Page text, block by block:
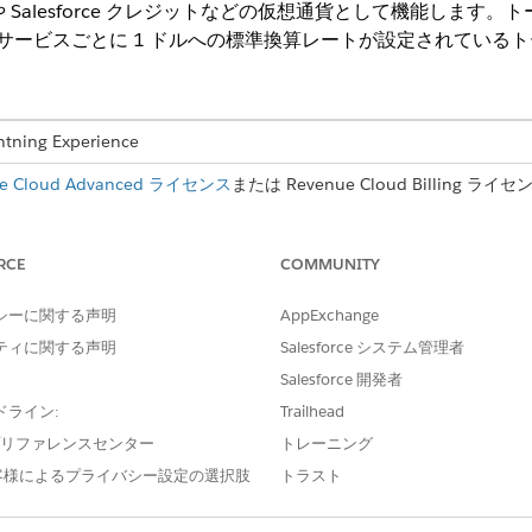
Salesforce クレジットなどの仮想通貨として機能します。
ービスごとに 1 ドルへの標準換算レートが設定されている
Experience
Cloud Advanced ライセンス または Revenue Cloud Billing ライセ
レートを定義するのに役立ちます。
は 10 トークンになります。
は、1 トークンあたりの金銭的コストを定義します（例：$0.75）。
たはサービスを追加すると、リソースが PPU と共に表示
されます。
響を計算します。
ーに関する声明
ィに関する声明
ライン:
ファレンスセンター
によるプライバシー設定の選択肢
COMMUNITY
AppExchange
Salesforce システム管理者
Salesforce 開発者
Trailhead
トレーニング
トラスト